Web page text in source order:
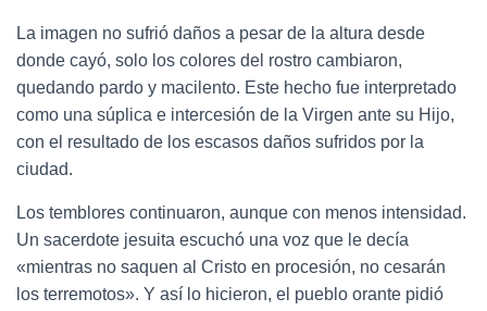
La imagen no sufrió daños a pesar de la altura desde
donde cayó, solo los colores del rostro cambiaron,
quedando pardo y macilento. Este hecho fue interpretado
como una súplica e intercesión de la Virgen ante su Hijo,
con el resultado de los escasos daños sufridos por la
ciudad.
Los temblores continuaron, aunque con menos intensidad.
Un sacerdote jesuita escuchó una voz que le decía
«mientras no saquen al Cristo en procesión, no cesarán
los terremotos». Y así lo hicieron, el pueblo orante pidió